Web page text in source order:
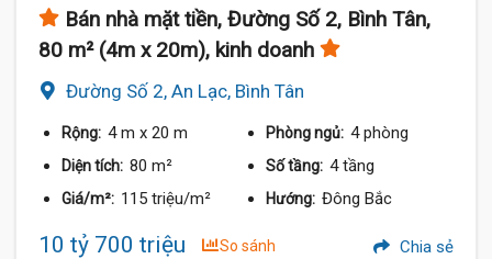
Bán nhà mặt tiền, Đường Số 2, Bình Tân,
80 m² (4m x 20m), kinh doanh
Đường Số 2, An Lạc, Bình Tân
Rộng: 4 m x 20 m Phòng ngủ: 4 phòng
Diện tích: 80 m² Số tầng: 4 tầng
Giá/m²: 115 triệu/m² Hướng: Đông Bắc
10 tỷ 700 triệu So sánh Chia sẻ